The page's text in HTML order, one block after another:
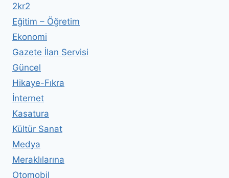
2kr2
Eğitim – Öğretim
Ekonomi
Gazete İlan Servisi
Güncel
Hikaye-Fıkra
İnternet
Kasatura
Kültür Sanat
Medya
Meraklılarına
Otomobil